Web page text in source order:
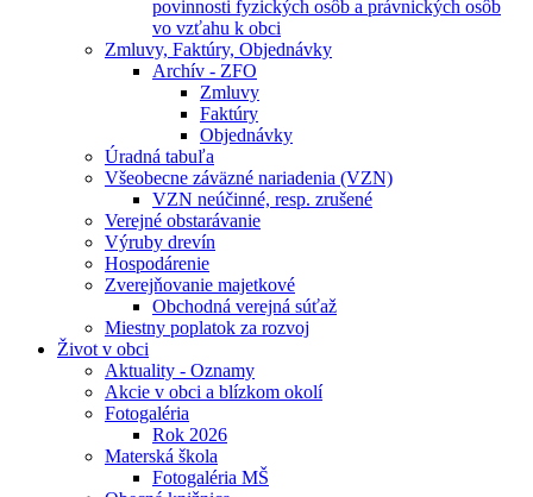
povinnosti fyzických osôb a právnických osôb
vo vzťahu k obci
Zmluvy, Faktúry, Objednávky
Archív - ZFO
Zmluvy
Faktúry
Objednávky
Úradná tabuľa
Všeobecne záväzné nariadenia (VZN)
VZN neúčinné, resp. zrušené
Verejné obstarávanie
Výruby drevín
Hospodárenie
Zverejňovanie majetkové
Obchodná verejná súťaž
Miestny poplatok za rozvoj
Život v obci
Aktuality - Oznamy
Akcie v obci a blízkom okolí
Fotogaléria
Rok 2026
Materská škola
Fotogaléria MŠ